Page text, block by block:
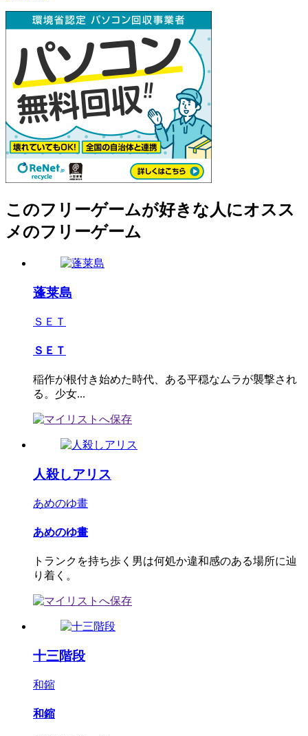
このフリーゲームが好きな人にオスス
メのフリーゲーム
蓬莱島
ＳＥＴ
ＳＥＴ
稲作が根付き始めた時代、ある平穏なムラが襲撃され
る。少女...
人殺しアリス
あめのゆ畫
あめのゆ畫
トランクを持ち歩く男は何処か違和感のある場所に辿
り着く。
十三階段
和鏥
和鏥